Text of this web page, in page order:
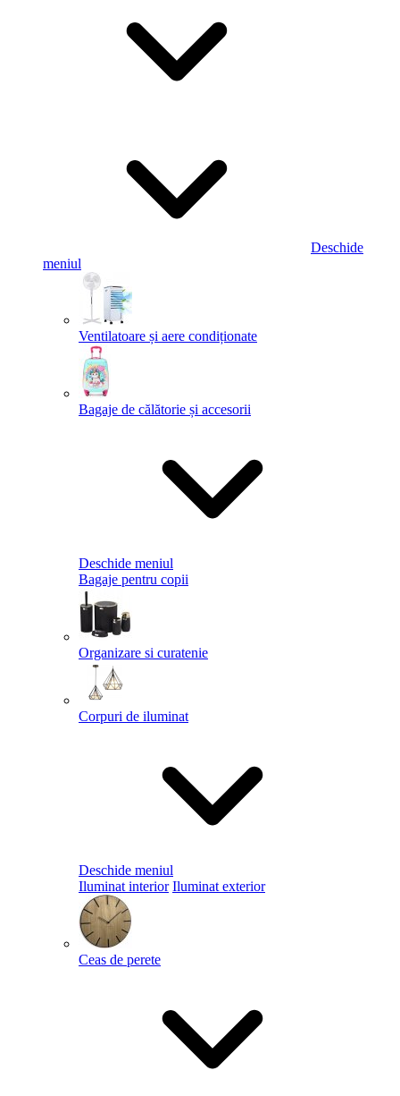
Deschide
meniul
Ventilatoare și aere condiționate
Bagaje de călătorie și accesorii
Deschide meniul
Bagaje pentru copii
Organizare si curatenie
Corpuri de iluminat
Deschide meniul
Iluminat interior Iluminat exterior
Ceas de perete